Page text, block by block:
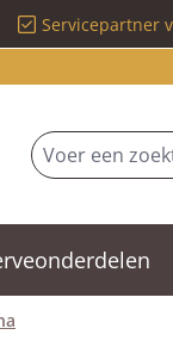
Servicepartner